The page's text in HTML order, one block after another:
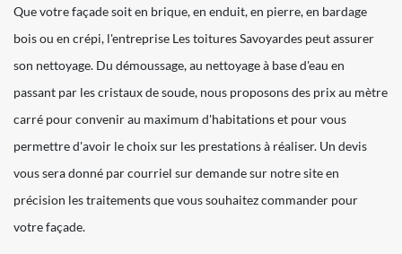
Que votre façade soit en brique, en enduit, en pierre, en bardage
bois ou en crépi, l'entreprise Les toitures Savoyardes peut assurer
son nettoyage. Du démoussage, au nettoyage à base d'eau en
passant par les cristaux de soude, nous proposons des prix au mètre
carré pour convenir au maximum d'habitations et pour vous
permettre d'avoir le choix sur les prestations à réaliser. Un devis
vous sera donné par courriel sur demande sur notre site en
précision les traitements que vous souhaitez commander pour
votre façade.